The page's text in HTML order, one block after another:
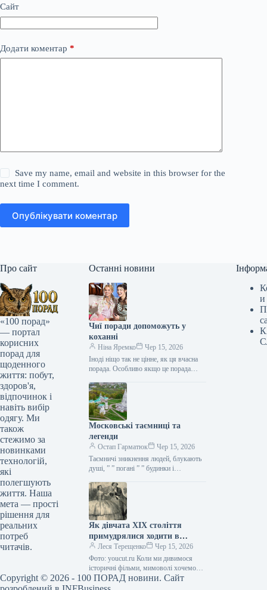
Сайт
Додати коментар *
Save my name, email and website in this browser for the
next time I comment.
Опублікувати коментар
Про сайт
«100 порад»
— портал
корисних
порад для
щоденного
життя: побут,
здоров'я,
відпочинок і
навіть вибір
одягу. Ми
також
стежимо за
новинками
технологій,
які
полегшують
життя. Наша
мета — прості
рішення для
реальних
потреб
читачів.
Останні новини
Чиї поради допоможуть у
коханні
Ніна Яремко
Чер 15, 2026
Іноді ніщо так не цінне, як ця вчасна
порада. Особливо якщо це порада
косметолога, тренера, стиліста…
Московські таємниці та
легенди
Остап Гарматюк
Чер 15, 2026
Таємничі зникнення людей, блукають
душі, ” ” погані ” ” будинки і
Щоб…
Як дівчата XIX століття
примудрялися ходити в
туалет у спідницях
крінолінових без сторонньої
допомоги
Леся Терещенко
Чер 15, 2026
Фото: youcut.ru Коли ми дивимося
історичні фільми, мимоволі хочемо
опинитися там: світські бесіди,
вишукані манери, розкішні бали,
и
Copyright © 2026 - 100 ПОРАД новини. Сайт